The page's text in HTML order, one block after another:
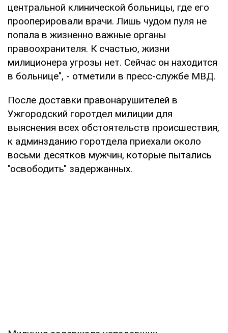
центральной клинической больницы, где его
прооперировали врачи. Лишь чудом пуля не
попала в жизненно важные органы
правоохранителя. К счастью, жизни
милиционера угрозы нет. Сейчас он находится
в больнице", - отметили в пресс-службе МВД.
После доставки правонарушителей в
Ужгородский горотдел милиции для
выяснения всех обстоятельств происшествия,
к админзданию горотдела приехали около
восьми десятков мужчин, которые пытались
"освободить" задержанных.